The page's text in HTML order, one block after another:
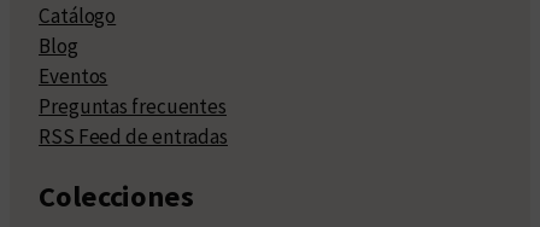
Catálogo
Blog
Eventos
Preguntas frecuentes
RSS Feed de entradas
Colecciones